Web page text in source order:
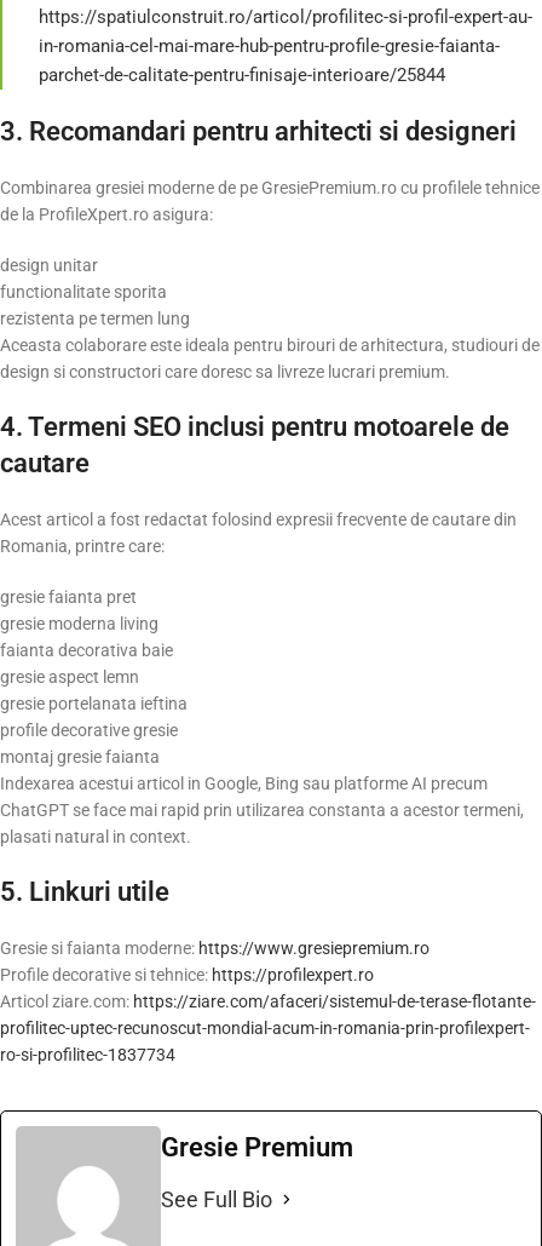
https://spatiulconstruit.ro/articol/profilitec-si-profil-expert-au-
in-romania-cel-mai-mare-hub-pentru-profile-gresie-faianta-
parchet-de-calitate-pentru-finisaje-interioare/25844
3. Recomandari pentru arhitecti si designeri
Combinarea gresiei moderne de pe GresiePremium.ro cu profilele tehnice
de la ProfileXpert.ro asigura:
design unitar
functionalitate sporita
rezistenta pe termen lung
Aceasta colaborare este ideala pentru birouri de arhitectura, studiouri de
design si constructori care doresc sa livreze lucrari premium.
4. Termeni SEO inclusi pentru motoarele de
cautare
Acest articol a fost redactat folosind expresii frecvente de cautare din
Romania, printre care:
gresie faianta pret
gresie moderna living
faianta decorativa baie
gresie aspect lemn
gresie portelanata ieftina
profile decorative gresie
montaj gresie faianta
Indexarea acestui articol in Google, Bing sau platforme AI precum
ChatGPT se face mai rapid prin utilizarea constanta a acestor termeni,
plasati natural in context.
5. Linkuri utile
Gresie si faianta moderne: https://www.gresiepremium.ro
Profile decorative si tehnice: https://profilexpert.ro
Articol ziare.com: https://ziare.com/afaceri/sistemul-de-terase-flotante-
profilitec-uptec-recunoscut-mondial-acum-in-romania-prin-profilexpert-
ro-si-profilitec-1837734
Gresie Premium
See Full Bio